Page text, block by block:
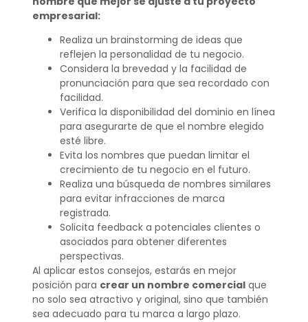
empresarial:
Realiza un brainstorming de ideas que
reflejen la personalidad de tu negocio.
Considera la brevedad y la facilidad de
pronunciación para que sea recordado con
facilidad.
Verifica la disponibilidad del dominio en línea
para asegurarte de que el nombre elegido
esté libre.
Evita los nombres que puedan limitar el
crecimiento de tu negocio en el futuro.
Realiza una búsqueda de nombres similares
para evitar infracciones de marca
registrada.
Solicita feedback a potenciales clientes o
asociados para obtener diferentes
perspectivas.
Al aplicar estos consejos, estarás en mejor
posición para crear un nombre comercialque
no solo sea atractivo y original, sino que también
sea adecuado para tu marca a largo plazo.